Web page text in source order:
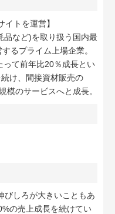
イトを運営】
品など)を取り扱う国内最
るプライム上場企業。
て前年比20％成長とい
け、間接資材販売の
模のサービスへと成長。
びしろが大きいこともあ
の売上成長を続けてい